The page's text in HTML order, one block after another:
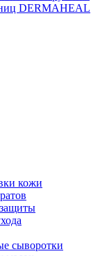
DERMAHEAL
кожи
сыворотки